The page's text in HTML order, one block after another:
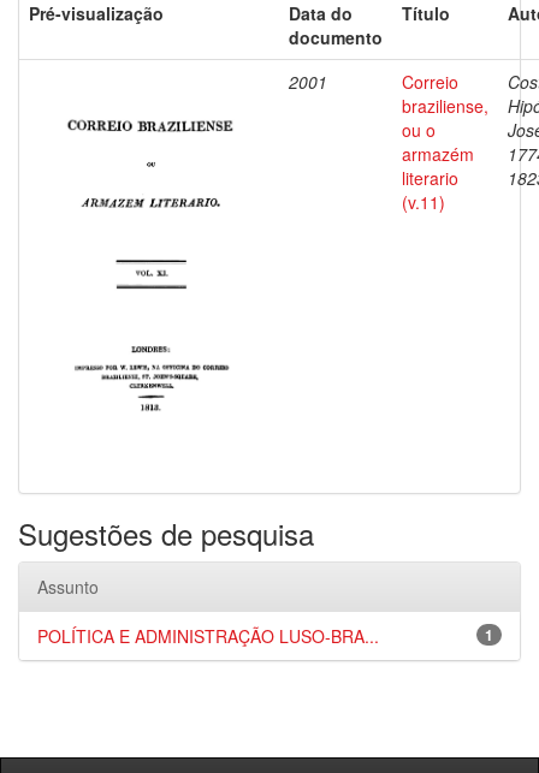
Pré-visualização
Data do
documento
Título
2001
Correio
braziliense,
ou o
armazém
literario
(v.11)
Sugestões de pesquisa
Assunto
1
POLÍTICA E ADMINISTRAÇÃO LUSO-BRA...